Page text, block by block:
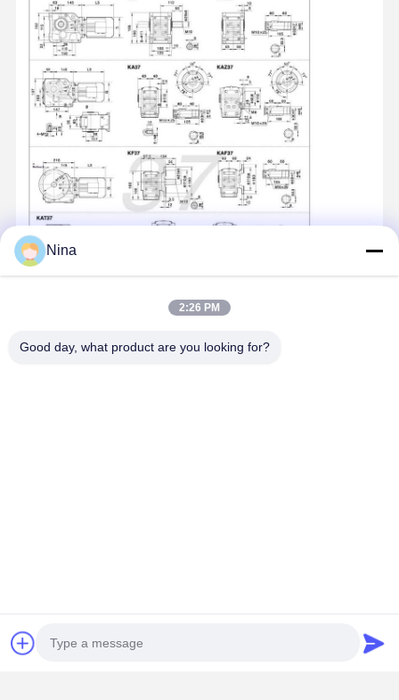
Ganchos agarradores
Grúa
Motor de engranajes y freno
Izar
Equipo de transporte
Dispositivos de elevación
Accesorios para grúas
Nina
2:26 PM
Good day, what product are you looking for?